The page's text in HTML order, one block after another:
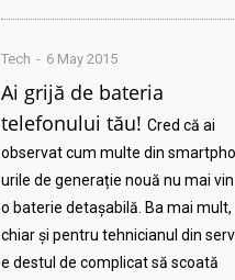
Tech 6 May 2015
Ai grijă de bateria
telefonului tău! Cred că ai
observat cum multe din
urile de generație nouă nu mai
o baterie detașabilă. Ba mai mult,
chiar și pentru tehnicianul din
e destul de complicat să scoată